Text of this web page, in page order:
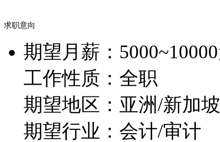
求职意向
期望月薪：
工作性质： 全职
期望地区： 亚洲/新加坡
期望行业： 会计/审计